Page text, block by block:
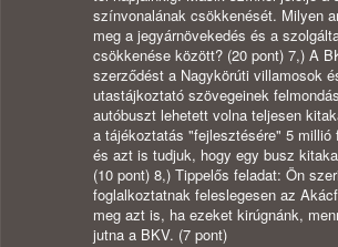
színvonalának csökkenését. Milyen
meg a jegyárnövekedés és a
csökkenése között? (20 pont) 7,) A
szerződést a Nagykörúti villamosok
utastájkoztató szövegeinek
autóbuszt lehetett volna teljesen
a tájékoztatás "fejlesztésére" 5 millió
és azt is tudjuk, hogy egy busz
(10 pont) 8,) Tippelős feladat: Ön
foglalkoztatnak feleslegesen az
meg azt is, ha ezeket kirúgnánk,
jutna a BKV. (7 pont)